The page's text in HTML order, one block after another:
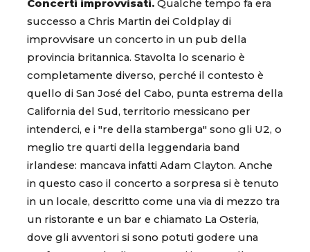
Concerti improvvisati. Qualche tempo fa era
successo a Chris Martin dei Coldplay di
improvvisare un concerto in un pub della
provincia britannica. Stavolta lo scenario è
completamente diverso, perché il contesto è
quello di San José del Cabo, punta estrema della
California del Sud, territorio messicano per
intenderci, e i "re della stamberga" sono gli U2, o
meglio tre quarti della leggendaria band
irlandese: mancava infatti Adam Clayton. Anche
in questo caso il concerto a sorpresa si è tenuto
in un locale, descritto come una via di mezzo tra
un ristorante e un bar e chiamato La Osteria,
dove gli avventori si sono potuti godere una